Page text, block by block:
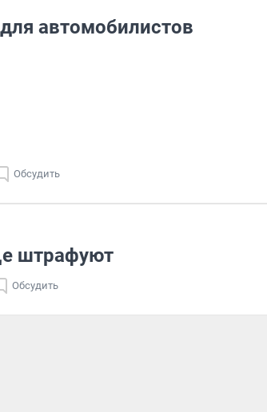
автомобилистов
Обсудить
штрафуют
Обсудить